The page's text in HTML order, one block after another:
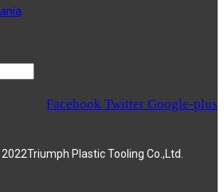
Facebook Twitter Google-plus
Plastic Tooling Co.,Ltd.